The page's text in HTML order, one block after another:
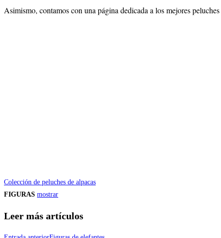
Asimismo, contamos con una página dedicada a los mejores
Colección de peluches de alpacas
FIGURAS mostrar
Leer más artículos